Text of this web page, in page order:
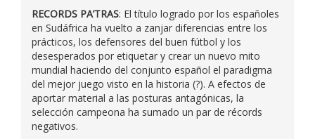
RECORDS PA’TRAS: El título logrado por los españoles
en Sudáfrica ha vuelto a zanjar diferencias entre los
prácticos, los defensores del buen fútbol y los
desesperados por etiquetar y crear un nuevo mito
mundial haciendo del conjunto español el paradigma
del mejor juego visto en la historia (?). A efectos de
aportar material a las posturas antagónicas, la
selección campeona ha sumado un par de récords
negativos.